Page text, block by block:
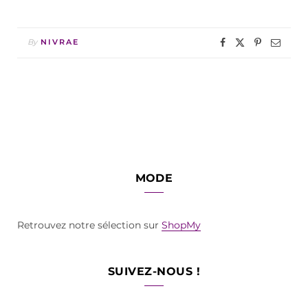
By NIVRAE
MODE
Retrouvez notre sélection sur ShopMy
SUIVEZ-NOUS !